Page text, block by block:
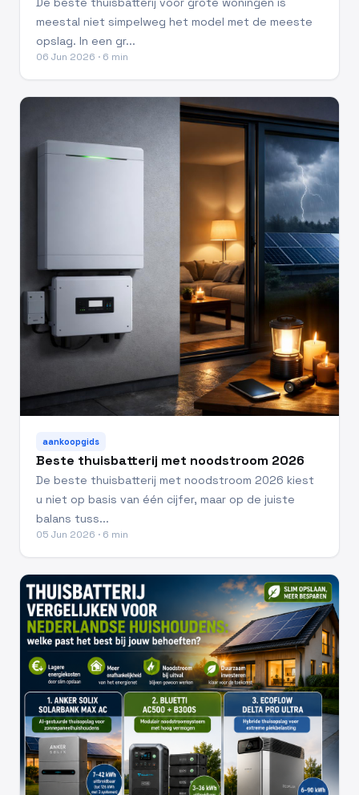
meestal niet simpelweg het model met de meeste
opslag. In een gr...
06 Jun 2026 · 6 min
aankoopgids
Beste thuisbatterij met noodstroom 2026
De beste thuisbatterij met noodstroom 2026 kiest
u niet op basis van één cijfer, maar op de juiste
balans tuss...
05 Jun 2026 · 6 min